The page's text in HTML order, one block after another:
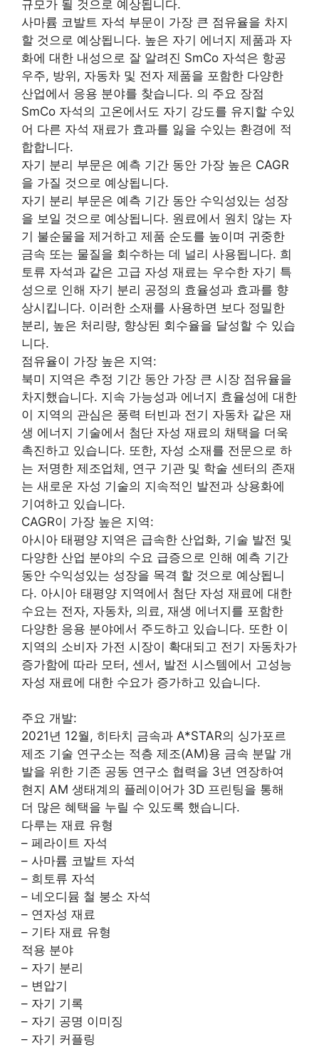
규모가 될 것으로 예상됩니다.
사마륨 코발트 자석 부문이 가장 큰 점유율을 차지
할 것으로 예상됩니다. 높은 자기 에너지 제품과 자
화에 대한 내성으로 잘 알려진 SmCo 자석은 항공
우주, 방위, 자동차 및 전자 제품을 포함한 다양한
산업에서 응용 분야를 찾습니다. 의 주요 장점
SmCo 자석의 고온에서도 자기 강도를 유지할 수있
어 다른 자석 재료가 효과를 잃을 수있는 환경에 적
합합니다.
자기 분리 부문은 예측 기간 동안 가장 높은 CAGR
을 가질 것으로 예상됩니다.
자기 분리 부문은 예측 기간 동안 수익성있는 성장
을 보일 것으로 예상됩니다. 원료에서 원치 않는 자
기 불순물을 제거하고 제품 순도를 높이며 귀중한
금속 또는 물질을 회수하는 데 널리 사용됩니다. 희
토류 자석과 같은 고급 자성 재료는 우수한 자기 특
성으로 인해 자기 분리 공정의 효율성과 효과를 향
상시킵니다. 이러한 소재를 사용하면 보다 정밀한
분리, 높은 처리량, 향상된 회수율을 달성할 수 있습
니다.
점유율이 가장 높은 지역:
북미 지역은 추정 기간 동안 가장 큰 시장 점유율을
차지했습니다. 지속 가능성과 에너지 효율성에 대한
이 지역의 관심은 풍력 터빈과 전기 자동차 같은 재
생 에너지 기술에서 첨단 자성 재료의 채택을 더욱
촉진하고 있습니다. 또한, 자성 소재를 전문으로 하
는 저명한 제조업체, 연구 기관 및 학술 센터의 존재
는 새로운 자성 기술의 지속적인 발전과 상용화에
기여하고 있습니다.
CAGR이 가장 높은 지역:
아시아 태평양 지역은 급속한 산업화, 기술 발전 및
다양한 산업 분야의 수요 급증으로 인해 예측 기간
동안 수익성있는 성장을 목격 할 것으로 예상됩니
다. 아시아 태평양 지역에서 첨단 자성 재료에 대한
수요는 전자, 자동차, 의료, 재생 에너지를 포함한
다양한 응용 분야에서 주도하고 있습니다. 또한 이
지역의 소비자 가전 시장이 확대되고 전기 자동차가
증가함에 따라 모터, 센서, 발전 시스템에서 고성능
자성 재료에 대한 수요가 증가하고 있습니다.
주요 개발:
2021년 12월, 히타치 금속과 A*STAR의 싱가포르
제조 기술 연구소는 적층 제조(AM)용 금속 분말 개
발을 위한 기존 공동 연구소 협력을 3년 연장하여
현지 AM 생태계의 플레이어가 3D 프린팅을 통해
더 많은 혜택을 누릴 수 있도록 했습니다.
다루는 재료 유형
– 페라이트 자석
– 사마륨 코발트 자석
– 희토류 자석
– 네오디뮴 철 붕소 자석
– 연자성 재료
– 기타 재료 유형
적용 분야
– 자기 분리
– 변압기
– 자기 기록
– 자기 공명 이미징
– 자기 커플링